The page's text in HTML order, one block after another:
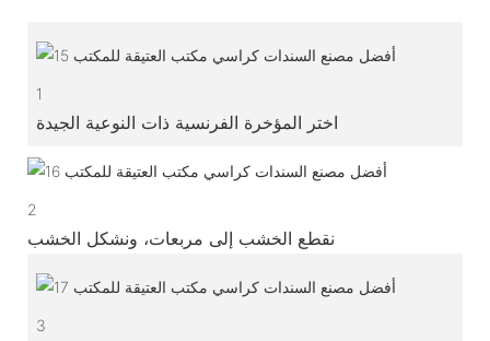
1
اختر المؤخرة الفرنسية ذات النوعية الجيدة
2
نقطع الخشب إلى مربعات، ونشكل الخشب
3